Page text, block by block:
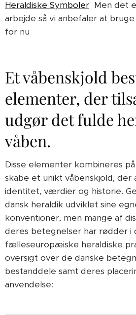
Heraldiske Symboler Men det
arbejde så vi anbefaler at
for nu
Et våbenskjold
elementer, der
udgør det fulde
våben.
Disse elementer kombineres
skabe et unikt våbenskjold,
identitet, værdier og historie.
dansk heraldik udviklet sine
konventioner, men mange af
deres betegnelser har rødder i
fælleseuropæiske heraldiske
oversigt over de danske
bestanddele samt deres
anvendelse: